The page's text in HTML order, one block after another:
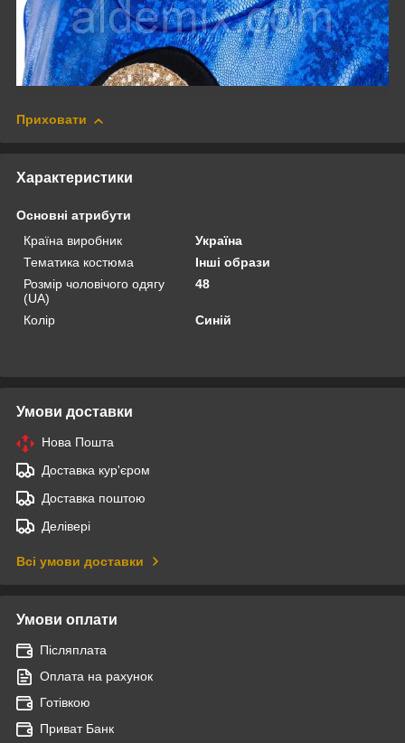
Приховати
Характеристики
Основні атрибути
Країна виробник
Україна
Тематика костюма
Інші образи
Розмір чоловічого одягу
(UA)
48
Колір Синій
Умови доставки
Нова Пошта
Доставка кур'єром
Доставка поштою
Делівері
Всі умови доставки
Умови оплати
Післяплата
Оплата на рахунок
Готівкою
Приват Банк